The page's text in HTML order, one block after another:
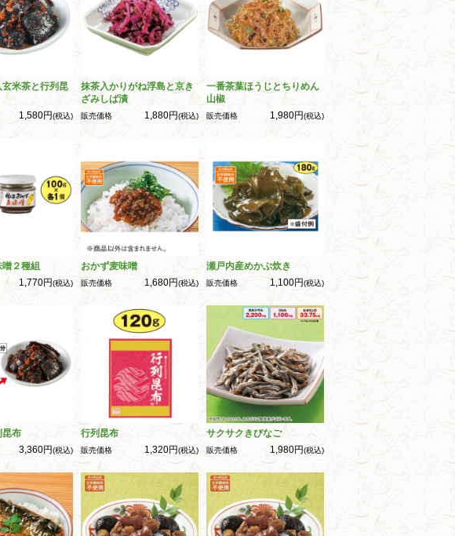
米茶と行列昆
1,580円(税込)
抹茶入かりがね浮島と京き
ざみしば漬
販売価格 1,880円(税込)
一番茶葉ほうじとちりめん
山椒
販売価格 1,980円(税込)
２種組
1,770円(税込)
おかず麦味噌
販売価格 1,680円(税込)
瀬戸内産めかぶ炊き
販売価格 1,100円(税込)
昆布
3,360円(税込)
行列昆布
販売価格 1,320円(税込)
サクサクきびなご
販売価格 1,980円(税込)